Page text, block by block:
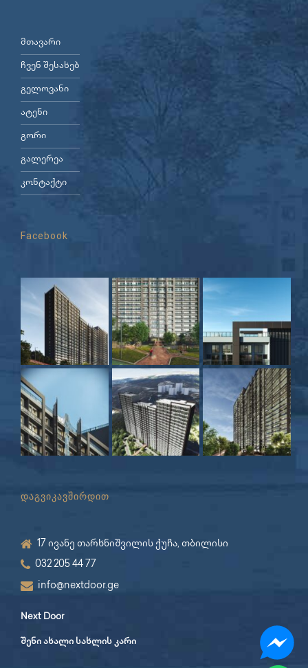
მთავარი
ჩვენ შესახებ
გელოვანი
ატენი
გორი
გალერეა
კონტაქტი
Facebook
დაგვიკავშირდით
17 ივანე თარხნიშვილის ქუჩა, თბილისი
032 205 44 77
info@nextdoor.ge
Next Door
შენი ახალი სახლის კარი